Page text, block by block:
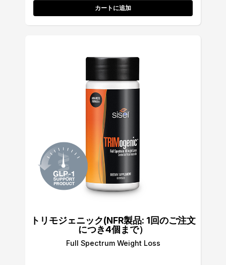
カートに追加
トリモジェニック(NFR製品: 1回のご注文
につき4個まで）
Full Spectrum Weight Loss